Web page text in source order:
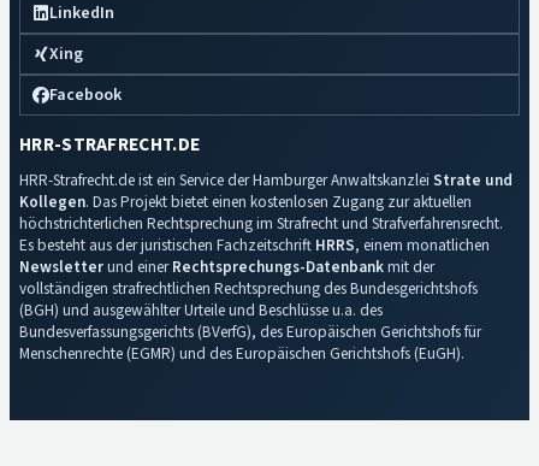
LinkedIn
Xing
Facebook
HRR-STRAFRECHT.DE
HRR-Strafrecht.de ist ein Service der Hamburger Anwaltskanzlei Strate und
Kollegen. Das Projekt bietet einen kostenlosen Zugang zur aktuellen
höchstrichterlichen Rechtsprechung im Strafrecht und Strafverfahrensrecht.
Es besteht aus der juristischen Fachzeitschrift HRRS, einem monatlichen
Newsletterund einerRechtsprechungs-Datenbankmit der
vollständigen strafrechtlichen Rechtsprechung des Bundesgerichtshofs
(BGH) und ausgewählter Urteile und Beschlüsse u.a. des
Bundesverfassungsgerichts (BVerfG), des Europäischen Gerichtshofs für
Menschenrechte (EGMR) und des Europäischen Gerichtshofs (EuGH).
Impressum·Datenschutz